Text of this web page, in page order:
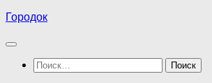
Перейти
содержимому
Городок
Найти: